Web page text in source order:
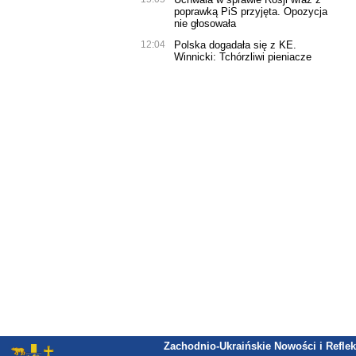
poprawką PiS przyjęta. Opozycja
nie głosowała
12:04
Polska dogadała się z KE.
Winnicki: Tchórzliwi pieniacze
Zachodnio-Ukraińskie Nowości i